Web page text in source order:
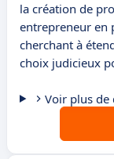
la création de
entrepreneur en
cherchant à
choix judicieux
Voir plus de